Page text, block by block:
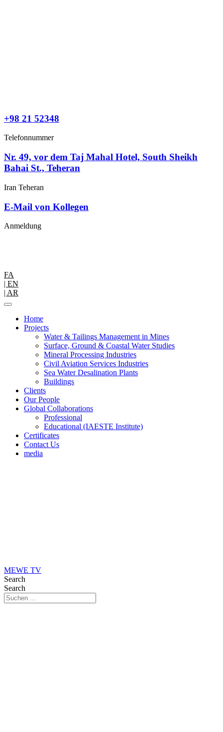
+98 21 52348
Telefonnummer
Nr. 49, vor dem Taj Mahal Hotel, South Sheikh
Bahai St., Teheran
Iran Teheran
E-Mail von Kollegen
Anmeldung
FA
| EN
| AR
Home
Projects
Water & Tailings Management in Mines
Surface, Ground & Coastal Water Studies
Mineral Processing Industries
Civil Aviation Services Industries
Sea Water Desalination Plants
Buildings
Clients
Our People
Global Collaborations
Professional
Educational (IAESTE Institute)
Certificates
Contact Us
media
MEWE TV
Search
Search